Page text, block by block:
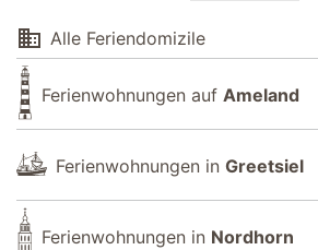
domain Alle Feriendomizile
Ferienwohnungen auf Ameland
Ferienwohnungen in Greetsiel
Ferienwohnungen in Nordhorn